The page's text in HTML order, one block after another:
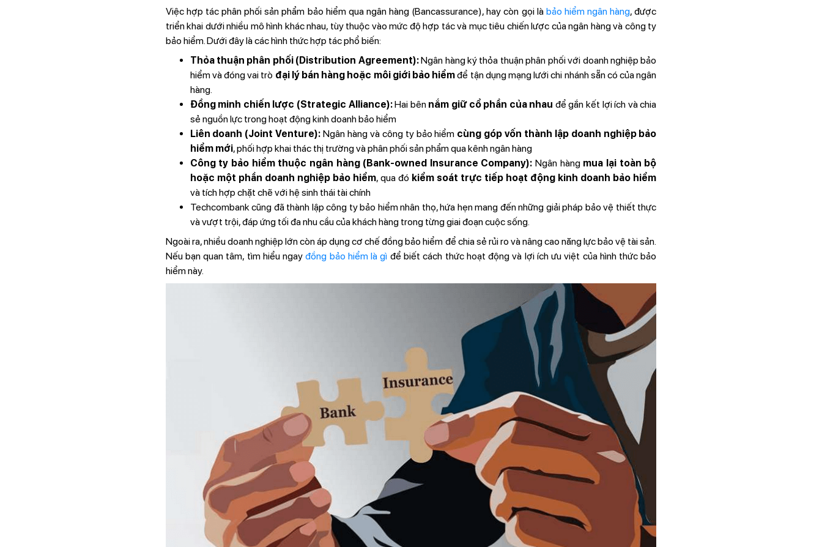
Việc hợp tác phân phối sản phẩm bảo hiểm qua ngân hàng (Bancassurance), hay còn gọi là bảo hiểm ngân hàng, được
triển khai dưới nhiều mô hình khác nhau, tùy thuộc vào mức độ hợp tác và mục tiêu chiến lược của ngân hàng và công ty
bảo hiểm. Dưới đây là các hình thức hợp tác phổ biến:
Thỏa thuận phân phối (Distribution Agreement):Ngân hàng ký thỏa thuận phân phối với doanh nghiệp bảo
hiểm và đóng vai trò đại lý bán hàng hoặc môi giới bảo hiểmđể tận dụng mạng lưới chi nhánh sẵn có của ngân
hàng.
Đồng minh chiến lược (Strategic Alliance):Hai bên nắm giữ cổ phần của nhau để gắn kết lợi ích và chia
sẻ nguồn lực trong hoạt động kinh doanh bảo hiểm
Liên doanh (Joint Venture): Ngân hàng và công ty bảo hiểm cùng góp vốn thành lập doanh nghiệp bảo
hiểm mới, phối hợp khai thác thị trường và phân phối sản phẩm qua kênh ngân hàng
Công ty bảo hiểm thuộc ngân hàng (Bank-owned Insurance Company): Ngân hàng mua lại toàn bộ
hoặc một phần doanh nghiệp bảo hiểm, qua đó kiểm soát trực tiếp hoạt động kinh doanh bảo hiểm
và tích hợp chặt chẽ với hệ sinh thái tài chính
Techcombank cũng đã thành lập công ty bảo hiểm nhân thọ, hứa hẹn mang đến những giải pháp bảo vệ thiết thực
và vượt trội, đáp ứng tối đa nhu cầu của khách hàng trong từng giai đoạn cuộc sống.
Ngoài ra, nhiều doanh nghiệp lớn còn áp dụng cơ chế đồng bảo hiểm để chia sẻ rủi ro và nâng cao năng lực bảo vệ tài sản.
Nếu bạn quan tâm, tìm hiểu ngayđồng bảo hiểm là gì để biết cách thức hoạt động và lợi ích ưu việt của hình thức bảo
hiểm này.